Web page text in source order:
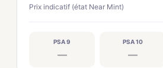
Prix indicatif (état Near Mint)
PSA 9
—
PSA 10
—